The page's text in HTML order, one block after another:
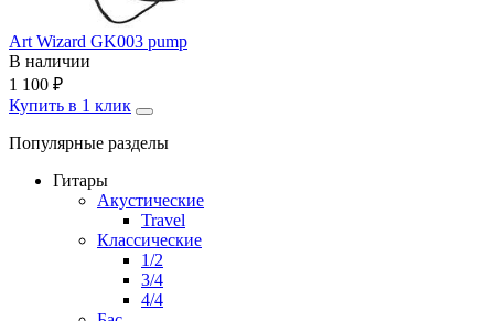
Art Wizard GK003 pump
В наличии
1 100 ₽
Купить в 1 клик
Популярные разделы
Гитары
Акустические
Travel
Классические
1/2
3/4
4/4